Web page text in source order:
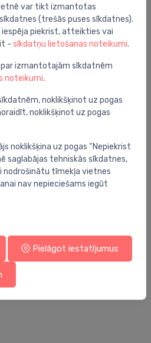
turētājs Trilly, matēts melns
arī interesēt
zaļš/bambuss
var tikt izmantotas
(trešās puses sīkdatnes).
piekrist, atteikties vai
- sīkdatņu lietošanas noteikumi.
izmantotajām sīkdatnēm
noteikumi.
noklikšķinot uz pogas
noklikšķinot uz pogas
noklikšķina uz pogas “Nepiekrist
saglabājas tehniskās sīkdatnes,
nodrošinātu tīmekļa vietnes
nav nepieciešams iegūt
Pielāgot iestatījumus